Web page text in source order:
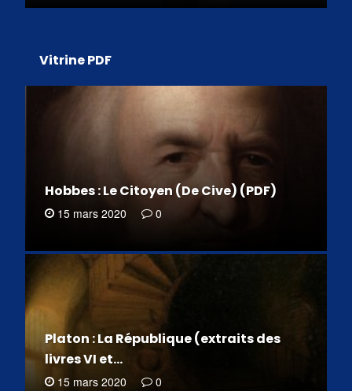
Vitrine PDF
Hobbes : Le Citoyen (De Cive) (PDF)
15 mars 2020 0
Platon : La République (extraits des
livres VI et…
15 mars 2020 0